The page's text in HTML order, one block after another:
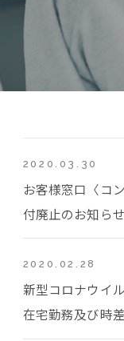
2020.03.30
お客様窓口〈コ
付廃止のお知らせ
2020.02.28
新型コロナウイ
在宅勤務及び時